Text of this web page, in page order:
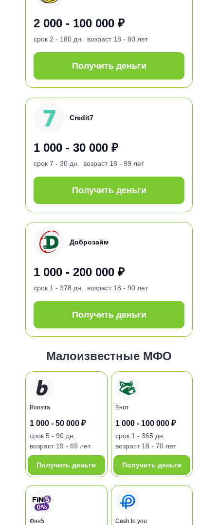
2 000 - 100 000 ₽
срок 2 - 180 дн. возраст 18 - 80 лет
Получить деньги
Credit7
1 000 - 30 000 ₽
срок 7 - 30 дн. возраст 18 - 99 лет
Получить деньги
Доброзайм
1 000 - 200 000 ₽
срок 1 - 378 дн. возраст 18 - 90 лет
Получить деньги
Малоизвестные МФО
Boostra
1 000 - 50 000 ₽
срок 5 - 90 дн.
возраст 19 - 69 лет
Получить деньги
Енот
1 000 - 100 000 ₽
срок 1 - 365 дн.
возраст 18 - 70 лет
Получить деньги
Фин5 Cash to you